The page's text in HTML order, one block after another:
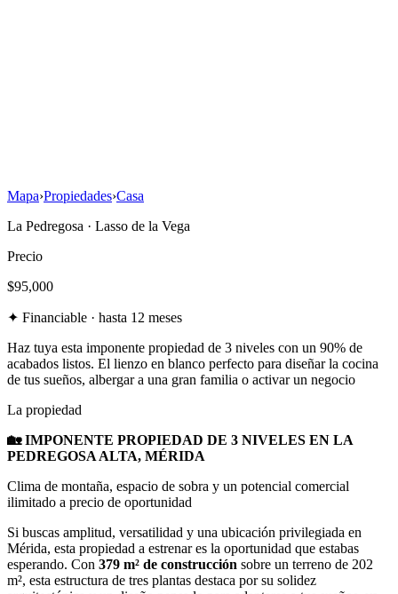
Mapa›Propiedades›Casa
La Pedregosa · Lasso de la Vega
Precio
$95,000
✦ Financiable · hasta 12 meses
Haz tuya esta imponente propiedad de 3 niveles con un 90% de
acabados listos. El lienzo en blanco perfecto para diseñar la cocina
de tus sueños, albergar a una gran familia o activar un negocio
La propiedad
🏡 IMPONENTE PROPIEDAD DE 3 NIVELES EN LA
PEDREGOSA ALTA, MÉRIDA
Clima de montaña, espacio de sobra y un potencial comercial
ilimitado a precio de oportunidad
Si buscas amplitud, versatilidad y una ubicación privilegiada en
Mérida, esta propiedad a estrenar es la oportunidad que estabas
esperando. Con 379 m² de construcción sobre un terreno de 202
m², esta estructura de tres plantas destaca por su solidez